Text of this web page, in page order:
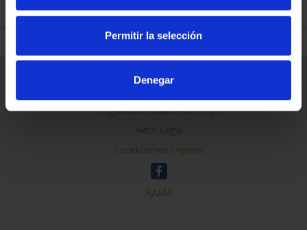
Permitir la selección
Denegar
Información General
Contacto
Preguntas Frequentes (FAQs)
Aviso Legal
Condiciones Legales
Ayuda